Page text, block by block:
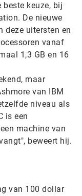
beste keuze, bij
De nieuwe
deze uitersten en
vanaf
1,3 GB en 16
maar
van IBM
niveau als
is een
machine van
beweert hij.
van 100 dollar